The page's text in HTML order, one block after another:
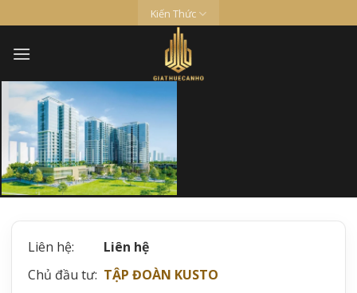
to
content
Kiến Thức
Liên hệ:
Liên hệ
Chủ đầu tư: TẬP ĐOÀN KUSTO
Tiện Ích